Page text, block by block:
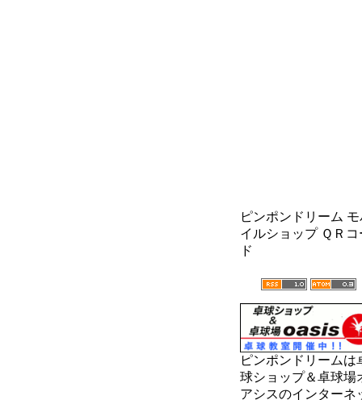
ピンポンドリーム
イルショップ ＱＲコ
ド
ピンポンドリームは
球ショップ＆卓球場
アシスのインターネ